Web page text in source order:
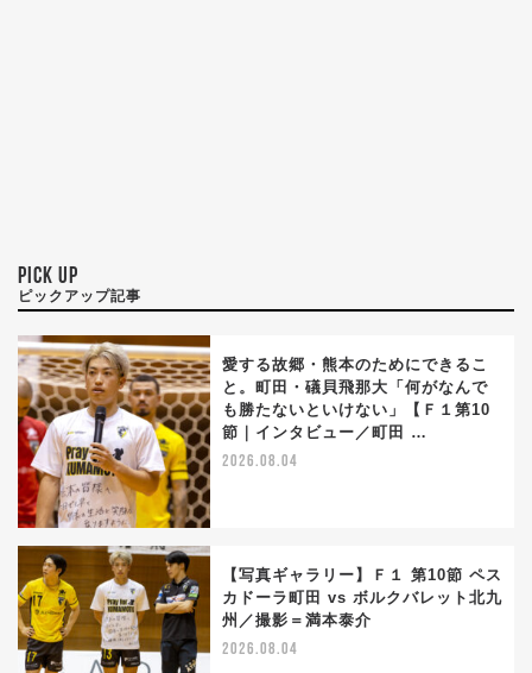
PICK UP
ピックアップ記事
愛する故郷・熊本のためにできるこ
と。町田・礒貝飛那大「何がなんで
も勝たないといけない」【Ｆ１第10
節｜インタビュー／町田 …
2026.08.04
【写真ギャラリー】Ｆ１ 第10節 ペス
カドーラ町田 vs ボルクバレット北九
州／撮影＝満本泰介
2026.08.04